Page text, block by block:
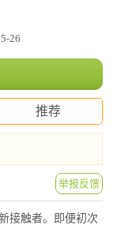
26
推荐
举报反馈
接触者。即便初次